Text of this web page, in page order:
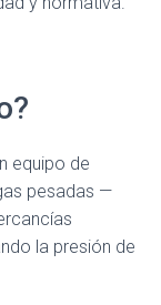
equipo de
pesadas —
la presión de